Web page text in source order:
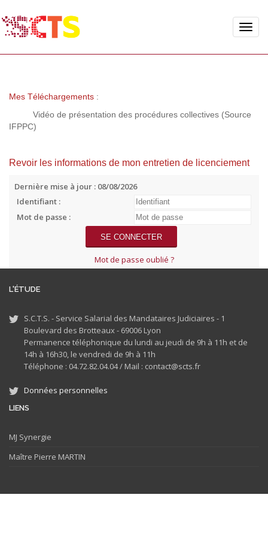
Toggle
Mes Téléchargements :
Vidéo de présentation des procédures collectives (Source
IFPPC)
Revoir les informations de mon entretien de licenciement
Dernière mise à jour : 08/08/2026
Identifiant :
Mot de passe :
Mot de passe oublié ?
L'ÉTUDE
S.C.T.S. - Service Salarial des Mandataires Judiciaires - 1
Boulevard des Brotteaux - 69006 Lyon
Permanence téléphonique du lundi au jeudi de 9h à 11h et de
14h à 16h30, le vendredi de 9h à 11h
Téléphone : 04.72.82.04.04 / Mail : contact@scts.fr
Données personnelles
LIENS
MJ Synergie
Maître Pierre MARTIN